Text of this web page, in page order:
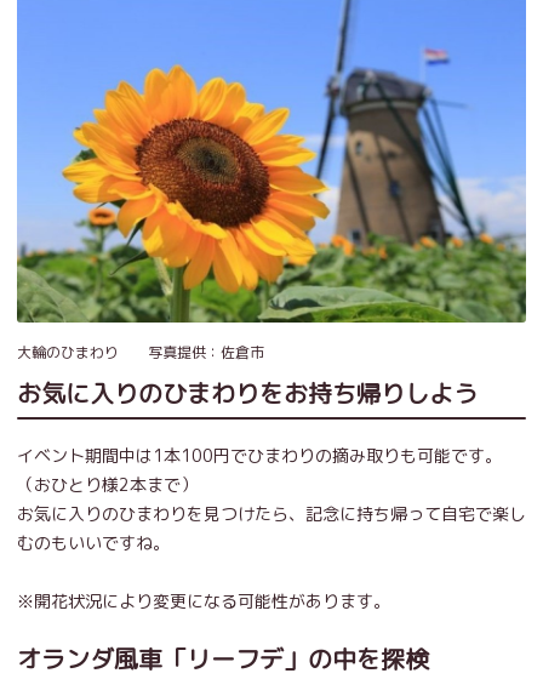
大輪のひまわり 写真提供：佐倉市
お気に入りのひまわりをお持ち帰りしよう
イベント期間中は1本100円でひまわりの摘み取りも可能です。
（おひとり様2本まで）
お気に入りのひまわりを見つけたら、記念に持ち帰って自宅で楽し
むのもいいですね。
※開花状況により変更になる可能性があります。
オランダ風車「リーフデ」の中を探検